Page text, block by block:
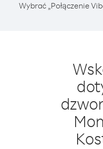
Wybrać „Połączenie